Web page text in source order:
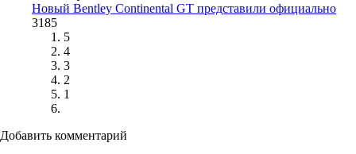
Новый Bentley Continental GT представили официально
3185
5
4
3
2
1
Добавить комментарий